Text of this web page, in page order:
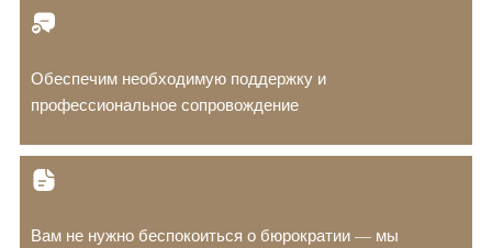
Обеспечим необходимую поддержку и
профессиональное сопровождение
Вам не нужно беспокоиться о бюрократии — мы